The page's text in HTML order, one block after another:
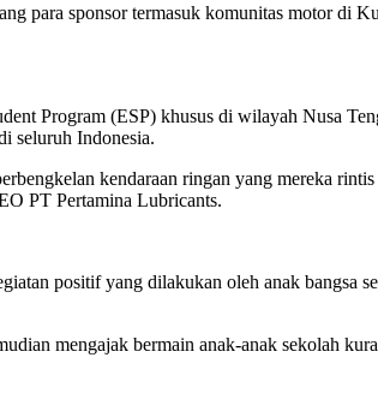
para sponsor termasuk komunitas motor di
Program (ESP) khusus di wilayah Nusa
seluruh Indonesia.
kendaraan ringan yang mereka
PT Pertamina Lubricants.
positif yang dilakukan oleh anak bangsa
mengajak bermain anak-anak sekolah